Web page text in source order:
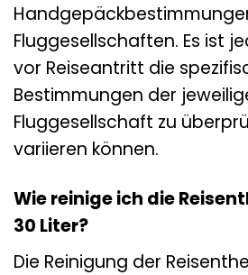
Fluggesellschaften. Es ist
vor Reiseantritt die
Bestimmungen der
Fluggesellschaft zu
variieren können.
Wie reinige ich die
30 Liter?
Die Reinigung der